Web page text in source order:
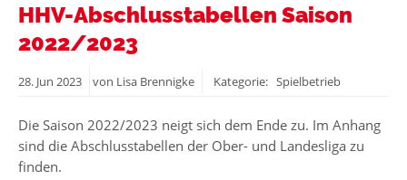
HHV-Abschlusstabellen Saison
2022/2023
28. Jun 2023 von Lisa Brennigke Kategorie: Spielbetrieb
Die Saison 2022/2023 neigt sich dem Ende zu. Im Anhang
sind die Abschlusstabellen der Ober- und Landesliga zu
finden.